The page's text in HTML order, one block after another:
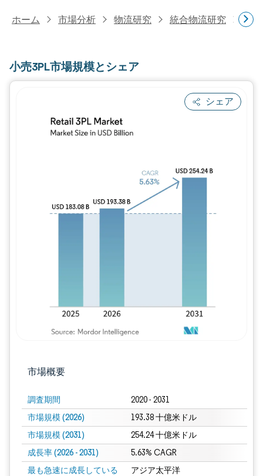
ホーム 市場分析 物流研究 統合物流研究 小
小売3PL市場規模とシェア
シェア
市場概要
調査期間 2020 - 2031
市場規模 (2026) 193.38 十億米ドル
市場規模 (2031) 254.24 十億米ドル
成長率 (2026 - 2031) 5.63% CAGR
最も急速に成長している
アジア太平洋